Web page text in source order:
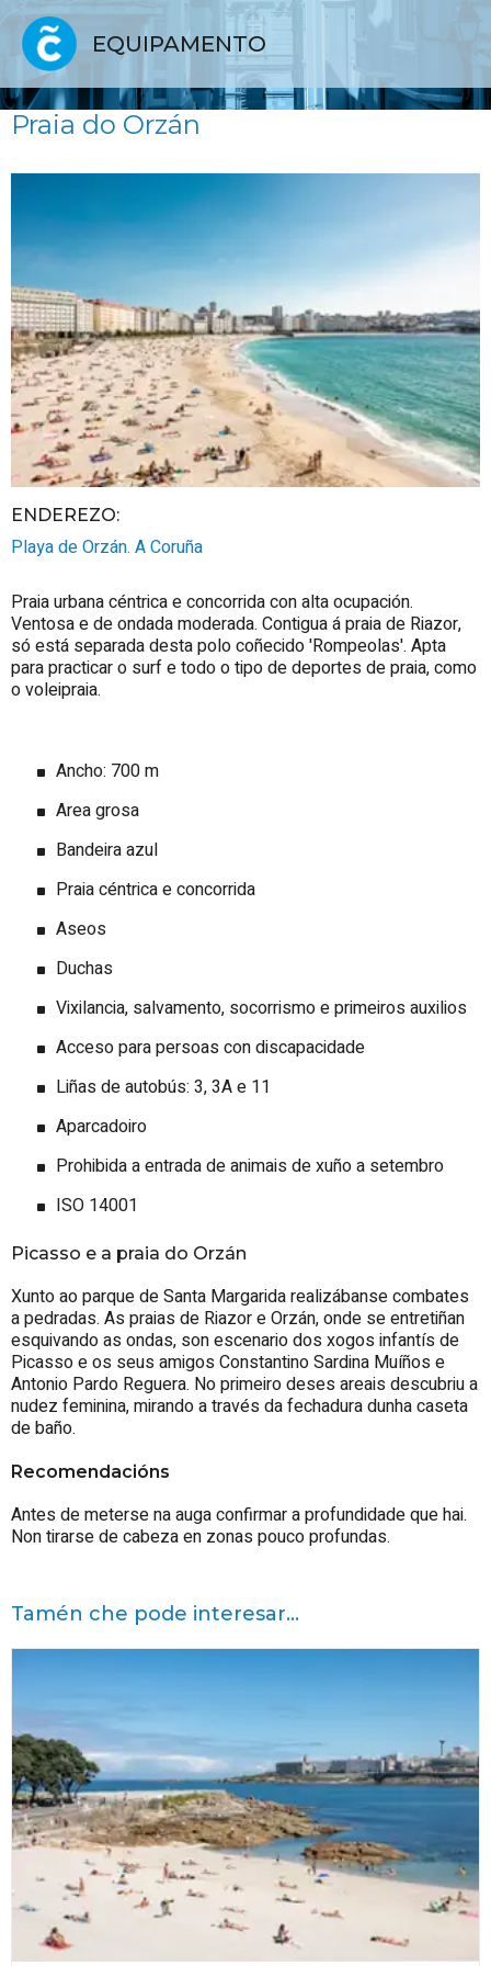
EQUIPAMENTO
Praia do Orzán
ENDEREZO:
Playa de Orzán. A Coruña
Praia urbana céntrica e concorrida con alta ocupación.
Ventosa e de ondada moderada. Contigua á praia de Riazor,
só está separada desta polo coñecido 'Rompeolas'. Apta
para practicar o surf e todo o tipo de deportes de praia, como
o voleipraia.
Ancho: 700 m
Area grosa
Bandeira azul
Praia céntrica e concorrida
Aseos
Duchas
Vixilancia, salvamento, socorrismo e primeiros auxilios
Acceso para persoas con discapacidade
Liñas de autobús: 3, 3A e 11
Aparcadoiro
Prohibida a entrada de animais de xuño a setembro
ISO 14001
Picasso e a praia do Orzán
Xunto ao parque de Santa Margarida realizábanse combates
a pedradas. As praias de Riazor e Orzán, onde se entretiñan
esquivando as ondas, son escenario dos xogos infantís de
Picasso e os seus amigos Constantino Sardina Muíños e
Antonio Pardo Reguera. No primeiro deses areais descubriu a
nudez feminina, mirando a través da fechadura dunha caseta
de baño.
Recomendacións
Antes de meterse na auga confirmar a profundidade que hai.
Non tirarse de cabeza en zonas pouco profundas.
Tamén che pode interesar...